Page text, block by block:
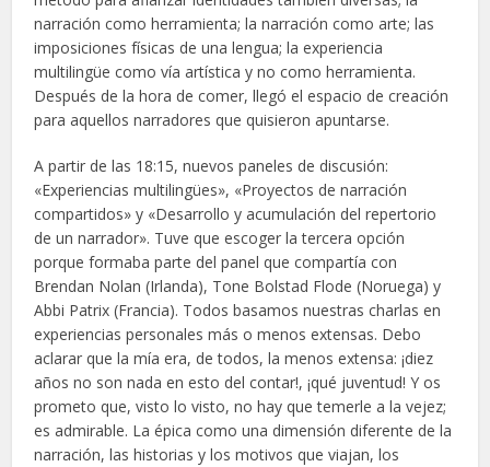
narración como herramienta; la narración como arte; las
imposiciones físicas de una lengua; la experiencia
multilingüe como vía artística y no como herramienta.
Después de la hora de comer, llegó el espacio de creación
para aquellos narradores que quisieron apuntarse.
A partir de las 18:15, nuevos paneles de discusión:
«Experiencias multilingües», «Proyectos de narración
compartidos» y «Desarrollo y acumulación del repertorio
de un narrador». Tuve que escoger la tercera opción
porque formaba parte del panel que compartía con
Brendan Nolan (Irlanda), Tone Bolstad Flode (Noruega) y
Abbi Patrix (Francia). Todos basamos nuestras charlas en
experiencias personales más o menos extensas. Debo
aclarar que la mía era, de todos, la menos extensa: ¡diez
años no son nada en esto del contar!, ¡qué juventud! Y os
prometo que, visto lo visto, no hay que temerle a la vejez;
es admirable. La épica como una dimensión diferente de la
narración, las historias y los motivos que viajan, los